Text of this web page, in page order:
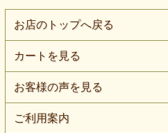
※本品は2色展開です。色違い
覧いただけます。
ピンクや赤、黄色の花柄がやさ
ダブルガーゼです。
吸水・速乾・保温性を備え、ノ
けの服や小物にも考えやすい素
お店のトップへ戻る
カートを見る
お客様の声を見る
ご利用案内